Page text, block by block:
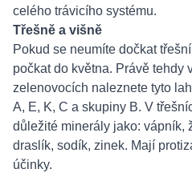
celého trávicího systému.
Třešně a višně
Pokud se neumíte dočkat
počkat do května. Právě tehdy
zelenovocích naleznete tyto
A, E, K, C a skupiny B. V
důležité minerály jako: vápník,
draslík, sodík, zinek. Mají
účinky.